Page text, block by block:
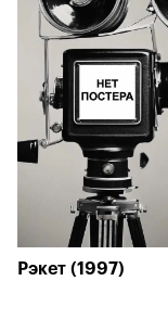
Рэкет (1997)